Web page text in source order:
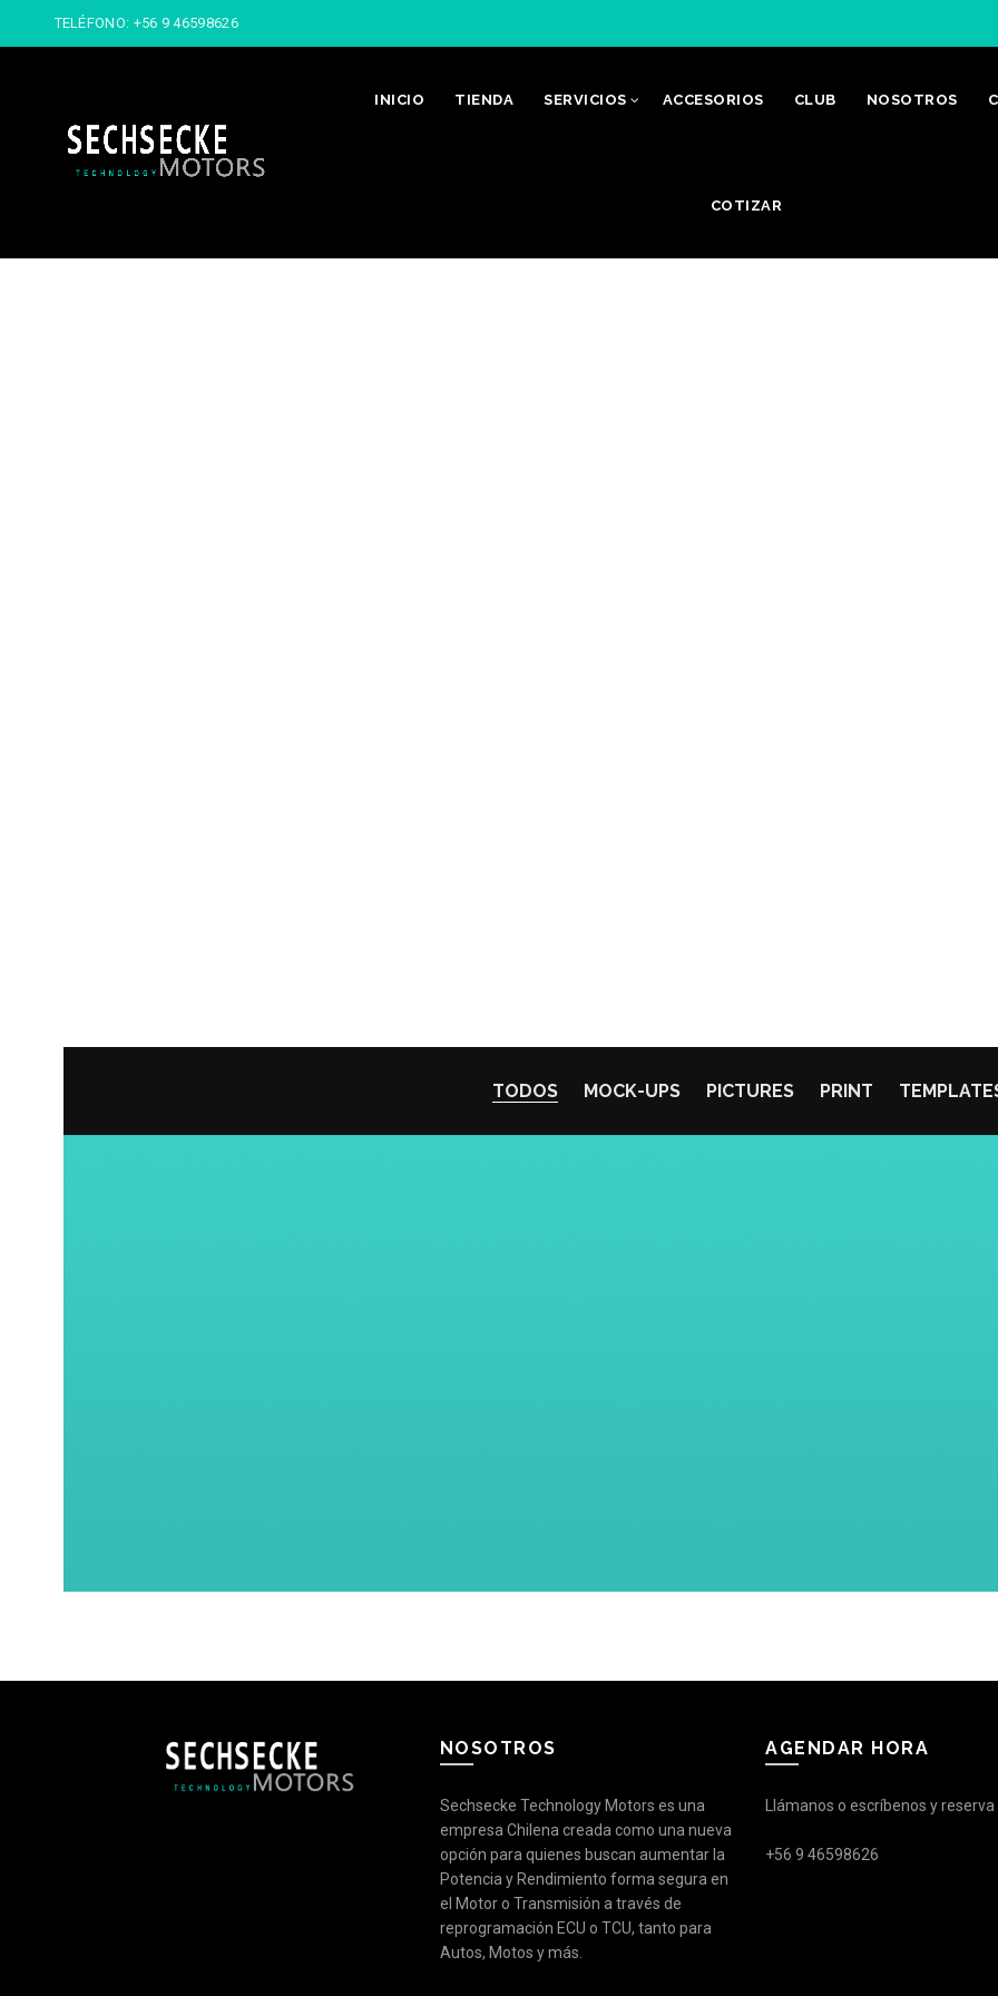
TELÉFONO: +56 9 46598626
INICIO TIENDA SERVICIOS ACCESORIOS CLUB NOSOTROS
COTIZAR
TODOS MOCK-UPS PICTURES PRINT
NOSOTROS
Sechsecke Technology Motors es una
empresa Chilena creada como una nueva
opción para quienes buscan aumentar la
Potencia y Rendimiento forma segura en
el Motor o Transmisión a través de
reprogramación ECU o TCU, tanto para
Autos, Motos y más.
AGENDAR HORA
Llámanos o escríbenos y
+56 9 46598626